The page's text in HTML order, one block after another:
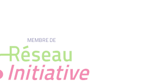
MEMBRE DE